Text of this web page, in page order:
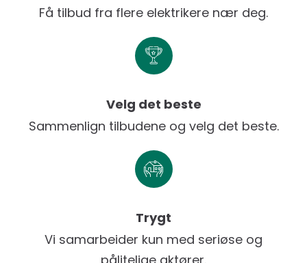
Få tilbud fra flere elektrikere nær deg.
Velg det beste
Sammenlign tilbudene og velg det beste.
Trygt
Vi samarbeider kun med seriøse og